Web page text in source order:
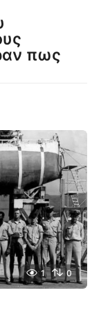
πως
1 0